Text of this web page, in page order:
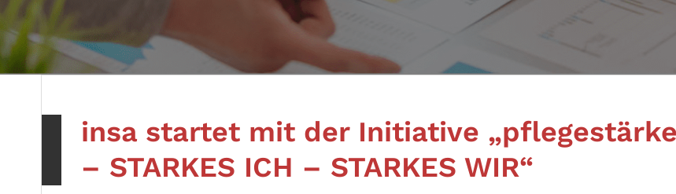
insa startet mit der Initiative
– STARKES ICH – STARKES WIR“